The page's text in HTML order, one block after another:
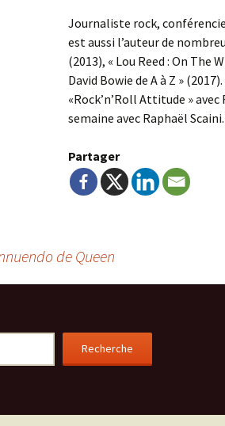
Journaliste rock,
est aussi l’auteur de
(2013), « Lou Reed : On The
David Bowie de A à Z »
«Rock’n’Roll Attitude »
semaine avec Raphaël Scaini.
Partager
de Queen
Recherche